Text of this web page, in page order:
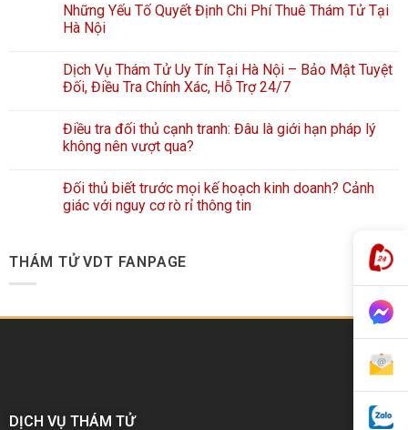
Những Yếu Tố Quyết Định Chi Phí Thuê Thám Tử Tại
Hà Nội
Dịch Vụ Thám Tử Uy Tín Tại Hà Nội – Bảo Mật Tuyệt
Đối, Điều Tra Chính Xác, Hỗ Trợ 24/7
Điều tra đối thủ cạnh tranh: Đâu là giới hạn pháp lý
không nên vượt qua?
Đối thủ biết trước mọi kế hoạch kinh doanh? Cảnh
giác với nguy cơ rò rỉ thông tin
THÁM TỬ VDT FANPAGE
DỊCH VỤ THÁM TỬ